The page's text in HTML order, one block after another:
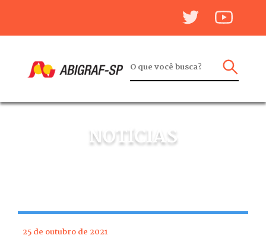
NOTÍCIAS
25 de outubro de 2021